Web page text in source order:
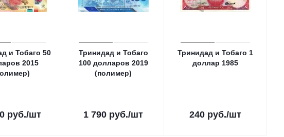
и Тобаго 50
2015
руб./шт
Тринидад и Тобаго
100 долларов 2019
(полимер)
1 790 руб./шт
Тринидад и Тобаго 1
доллар 1985
240руб./шт